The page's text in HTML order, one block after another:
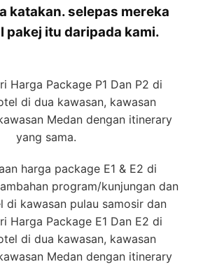
katakan. selepas mereka
pakej itu daripada kami.
Harga Package P1 Dan P2 di
di dua kawasan, kawasan
Medan dengan itinerary
yang sama.
harga package E1 & E2 di
program/kunjungan dan
di kawasan pulau samosir dan
Harga Package E1 Dan E2 di
di dua kawasan, kawasan
Medan dengan itinerary